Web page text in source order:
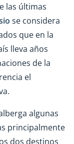
las últimas
se considera
que en la
lleva años
de la
el
algunas
principalmente
dos destinos